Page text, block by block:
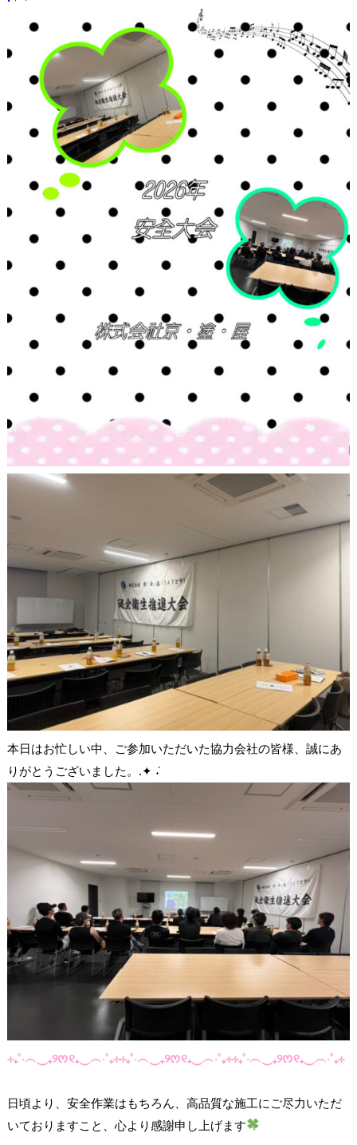
本日はお忙しい中、ご参加いただいた協力会社の皆様、誠にあ
りがとうございました。.✦ ݁˖
⊹₊˚‧︵‿₊୨ᰔ୧₊‿︵‧˚₊⊹⊹₊˚‧︵‿₊୨ᰔ୧₊‿︵‧˚₊⊹⊹₊˚‧︵‿₊୨ᰔ୧₊‿︵‧˚₊⊹
日頃より、安全作業はもちろん、高品質な施工にご尽力いただ
いておりますこと、心より感謝申し上げます